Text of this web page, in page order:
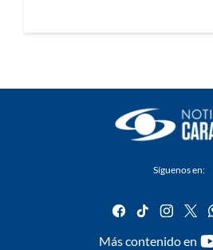
Síguenos en:
facebook
tiktok
Más contenido en